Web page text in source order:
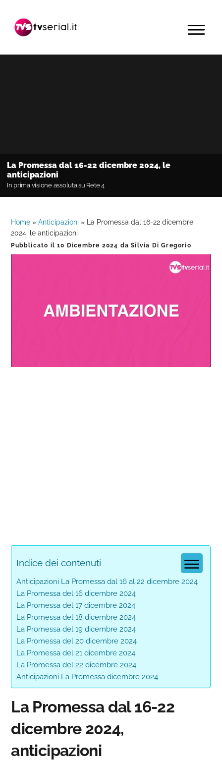
navigazione
contenuto
barra
primaria
MENU
La Promessa dal 16-22 dicembre 2024, le
anticipazioni
In prima visione assoluta su Rete 4
Home »Anticipazioni »
La Promessa dal 16-22 dicembre
2024, le anticipazioni
Pubblicato il10 Dicembre 2024 daSilvia Di Gregorio
0%
0%
Indice dei contenuti
Anticipazioni La Promessa dal 16 al 22 dicembre 2024
La Promessa del 16 dicembre 2024
La Promessa del 17 dicembre 2024
La Promessa del 18 dicembre 2024
La Promessa del 19 dicembre 2024
La Promessa del 20 dicembre 2024
La Promessa del 21 dicembre 2024
La Promessa del 22 dicembre 2024
Anticipazioni La Promessa dicembre 2024
La Promessa dal 16-22
dicembre 2024,
anticipazioni